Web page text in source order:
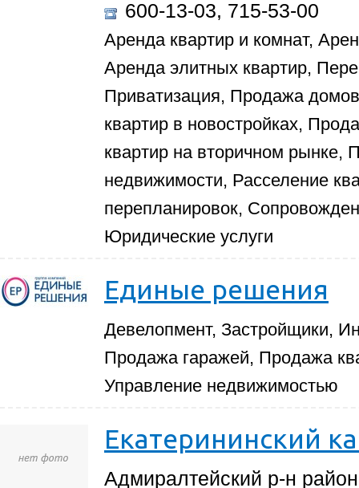
600-13-03, 715-53-00
Аренда квартир и комнат,
Аренда элитных квартир,
Приватизация, Продажа
квартир в новостройках,
квартир на вторичном рынке,
недвижимости, Расселение
перепланировок,
Юридические услуги
Единые решения
Девелопмент, Застройщики,
Продажа гаражей, Продажа
Управление недвижимостью
Екатерининский
Адмиралтейский р-н